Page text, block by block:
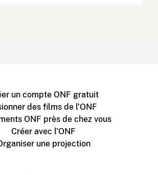
un compte ONF gratuit
des films de l'ONF
ONF près de chez vous
Créer avec l'ONF
une projection